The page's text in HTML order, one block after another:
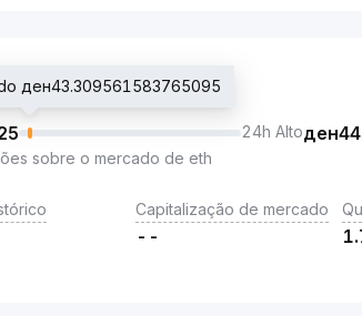
ден43.309561583765095
24h Altoден
sobre o mercado de eth
Capitalização de mercado
--